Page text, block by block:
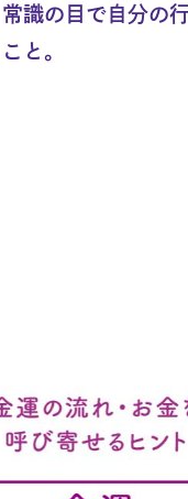
識の目で自分の
と。